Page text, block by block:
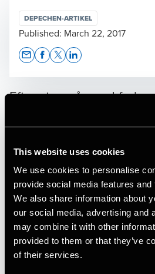
This website uses cookies
We use cookies to personalise
provide social media features
We also share information about
our social media, advertising and
may combine it with other
provided to them or that they’ve
of their services.
Efter et par år med
selvangivelsesfrist er vi
de almindelige regler.
selvangivelsen for
foreninger igen skal
måneder efter
For selskaber, der havde
september 2016, udløber
udgangen af denne måned, mens
DEPECHEN-ARTIKEL
Published: March 22, 2017